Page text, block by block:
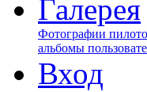
Галерея
Фотографии
альбомы
Вход